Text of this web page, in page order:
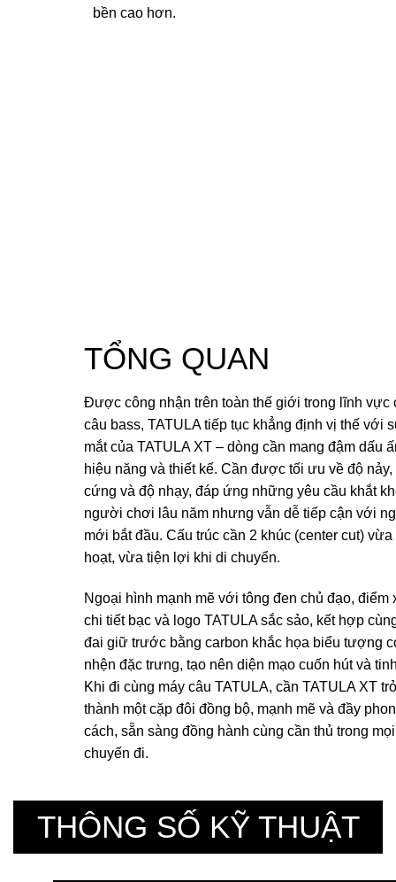
bền cao hơn.
TỔNG QUAN
Được công nhận trên toàn thế giới trong lĩnh vực
câu bass, TATULA tiếp tục khẳng định vị thế với
mắt của TATULA XT – dòng cần mang đậm dấu
hiệu năng và thiết kế. Cần được tối ưu về độ nảy,
cứng và độ nhạy, đáp ứng những yêu cầu khắt
người chơi lâu năm nhưng vẫn dễ tiếp cận với
mới bắt đầu. Cấu trúc cần 2 khúc (center cut) vừa
hoạt, vừa tiện lợi khi di chuyển.
Ngoại hình mạnh mẽ với tông đen chủ đạo, điểm
chi tiết bạc và logo TATULA sắc sảo, kết hợp
đai giữ trước bằng carbon khắc họa biểu tượng
nhện đặc trưng, tạo nên diện mạo cuốn hút và
Khi đi cùng máy câu TATULA, cần TATULA XT
thành một cặp đôi đồng bộ, mạnh mẽ và đầy
cách, sẵn sàng đồng hành cùng cần thủ trong mọi
chuyến đi.
THÔNG SỐ KỸ THUẬT